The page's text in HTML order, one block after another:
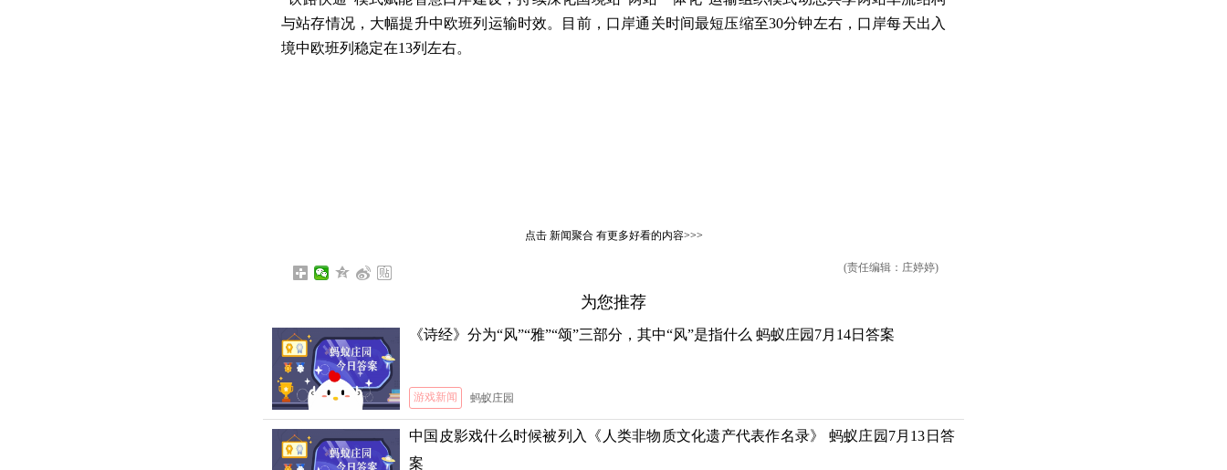
与站存情况，大幅提升中欧班列运输时效。目前，口岸通关时间最短压缩至30分钟左右，口岸每天出入
境中欧班列稳定在13列左右。
点击 新闻聚合有更多好看的内容>>>
(责任编辑：庄婷婷)
为您推荐
《诗经》分为“风”“雅”“颂”三部分，其中“风”是指什么 蚂蚁庄园7月14日答案
游戏新闻 蚂蚁庄园
中国皮影戏什么时候被列入《人类非物质文化遗产代表作名录》 蚂蚁庄园7月13日答
案